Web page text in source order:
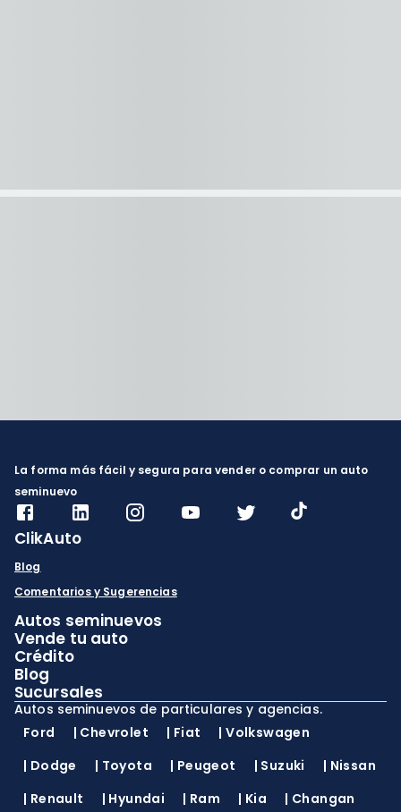
La forma más fácil y segura para vender o comprar un auto
seminuevo
ClikAuto
Blog
Comentarios y Sugerencias
Autos seminuevos
Vende tu auto
Crédito
Blog
Sucursales
Autos seminuevos de particulares y agencias.
Ford
| Chevrolet | Fiat |Volkswagen
| Dodge | Toyota | Peugeot | Suzuki | Nissan
| Renault | Hyundai | Ram | Kia | Changan